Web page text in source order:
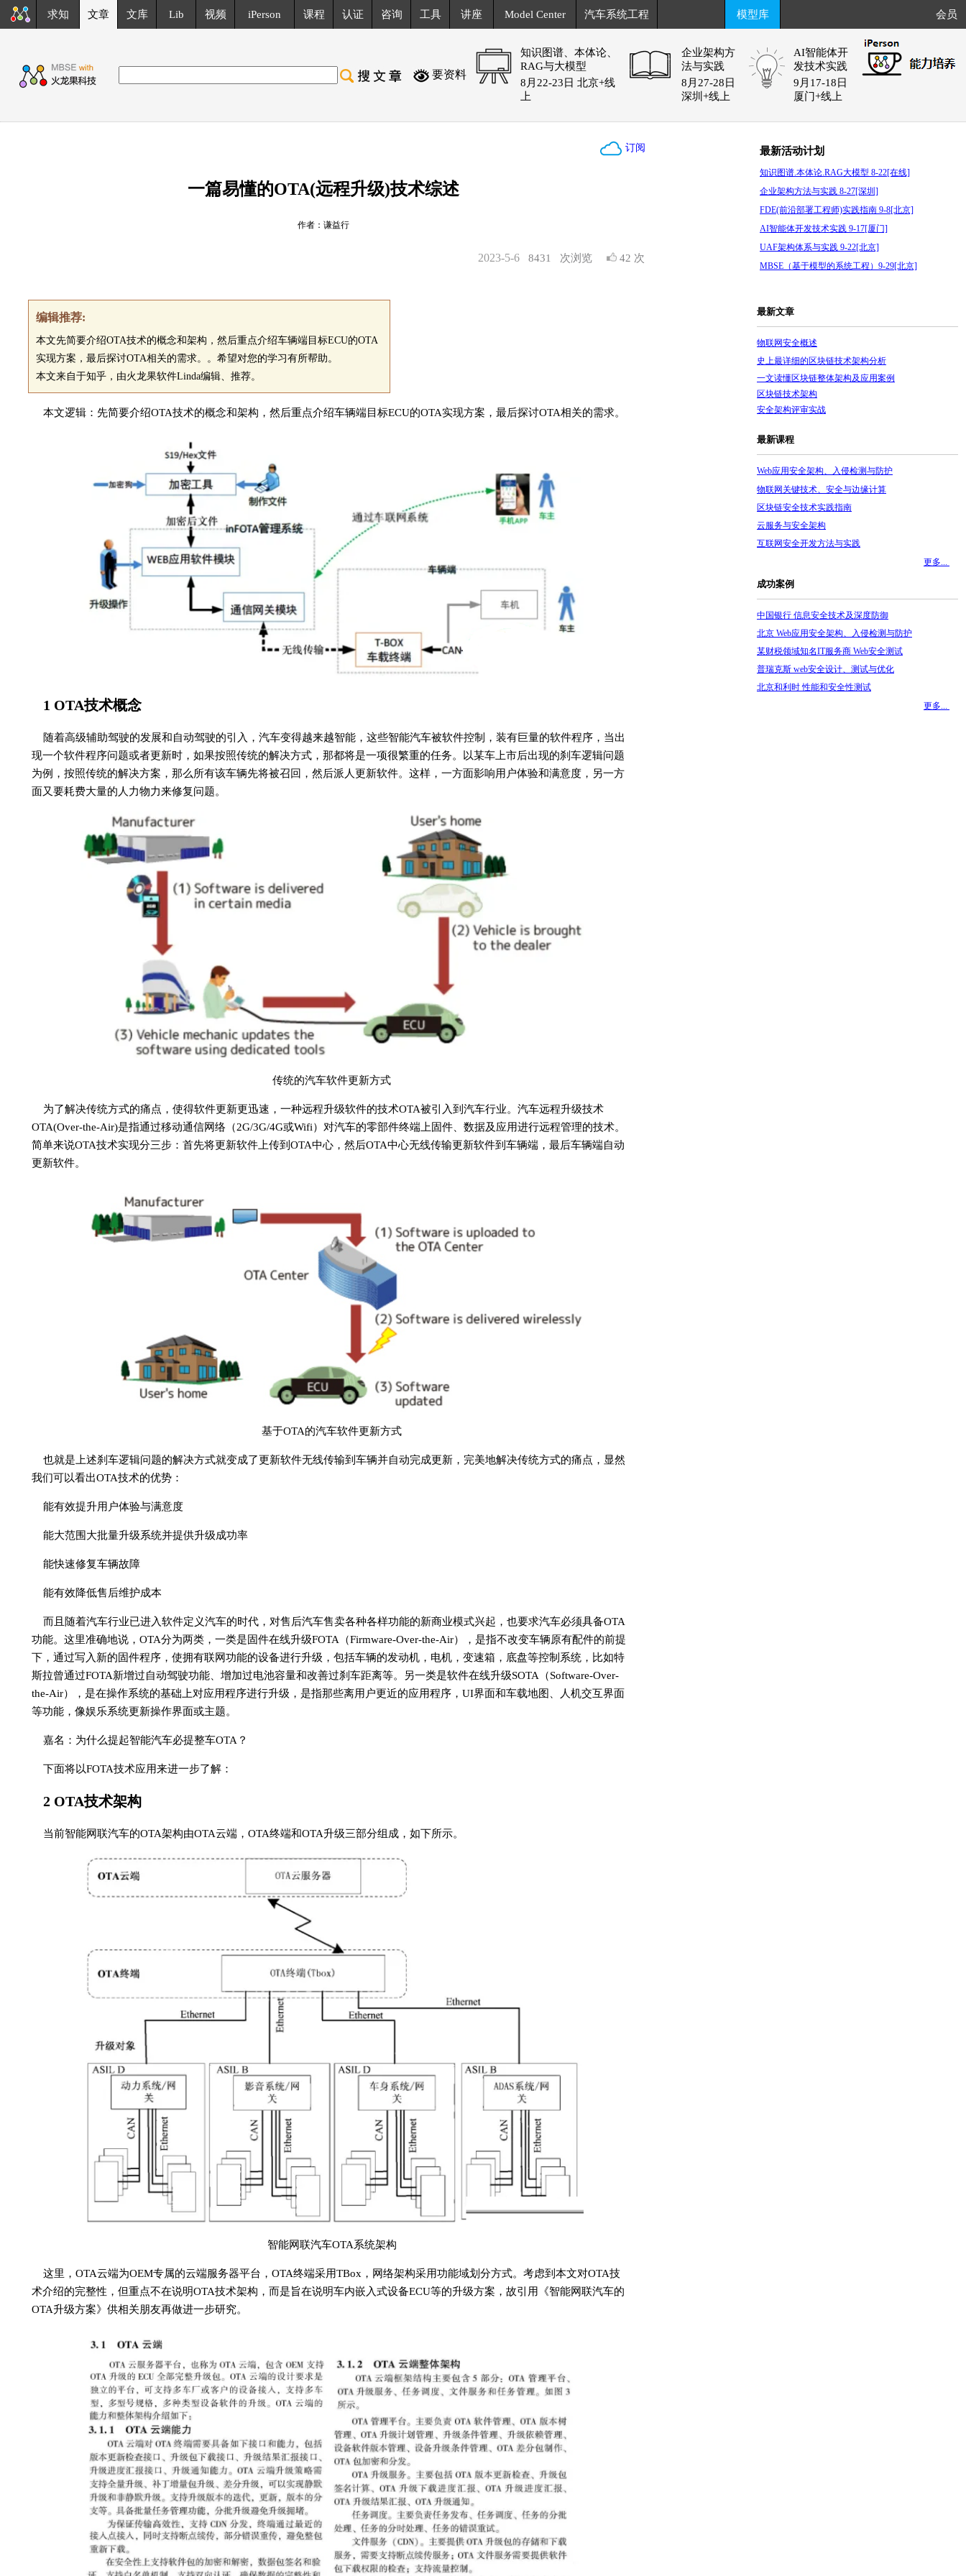
求知 文章 文库 Lib 视频 iPerson 课程 认证 咨询 工具 讲座 Model Center 汽车系统工程 模型库 会员
要资料
知识图谱、本体论、
RAG与大模型
8月22-23日 北京+线
上
企业架构方
法与实践
8月27-28日
深圳+线上
AI智能体开
发技术实践
9月17-18日
厦门+线上
订阅
一篇易懂的OTA(远程升级)技术综述
作者：谦益行
8431 次浏览 42 次
2023-5-6
编辑推荐:
本文先简要介绍OTA技术的概念和架构，然后重点介绍车辆端目标ECU的OTA
实现方案，最后探讨OTA相关的需求。。希望对您的学习有所帮助。
本文来自于知乎，由火龙果软件Linda编辑、推荐。
本文逻辑：先简要介绍OTA技术的概念和架构，然后重点介绍车辆端目标ECU的OTA实现方案，最后探讨OTA相关的需求。
1 OTA技术概念
随着高级辅助驾驶的发展和自动驾驶的引入，汽车变得越来越智能，这些智能汽车被软件控制，装有巨量的软件程序，当出
现一个软件程序问题或者更新时，如果按照传统的解决方式，那都将是一项很繁重的任务。以某车上市后出现的刹车逻辑问题
为例，按照传统的解决方案，那么所有该车辆先将被召回，然后派人更新软件。这样，一方面影响用户体验和满意度，另一方
面又要耗费大量的人力物力来修复问题。
传统的汽车软件更新方式
为了解决传统方式的痛点，使得软件更新更迅速，一种远程升级软件的技术OTA被引入到汽车行业。汽车远程升级技术
OTA(Over-the-Air)是指通过移动通信网络（2G/3G/4G或Wifi）对汽车的零部件终端上固件、数据及应用进行远程管理的技术。
简单来说OTA技术实现分三步：首先将更新软件上传到OTA中心，然后OTA中心无线传输更新软件到车辆端，最后车辆端自动
更新软件。
基于OTA的汽车软件更新方式
也就是上述刹车逻辑问题的解决方式就变成了更新软件无线传输到车辆并自动完成更新，完美地解决传统方式的痛点，显然
我们可以看出OTA技术的优势：
能有效提升用户体验与满意度
能大范围大批量升级系统并提供升级成功率
能快速修复车辆故障
能有效降低售后维护成本
而且随着汽车行业已进入软件定义汽车的时代，对售后汽车售卖各种各样功能的新商业模式兴起，也要求汽车必须具备OTA
功能。这里准确地说，OTA分为两类，一类是固件在线升级FOTA（Firmware-Over-the-Air），是指不改变车辆原有配件的前提
下，通过写入新的固件程序，使拥有联网功能的设备进行升级，包括车辆的发动机，电机，变速箱，底盘等控制系统，比如特
斯拉曾通过FOTA新增过自动驾驶功能、增加过电池容量和改善过刹车距离等。另一类是软件在线升级SOTA（Software-Over-
the-Air），是在操作系统的基础上对应用程序进行升级，是指那些离用户更近的应用程序，UI界面和车载地图、人机交互界面
等功能，像娱乐系统更新操作界面或主题。
嘉名：为什么提起智能汽车必提整车OTA？
下面将以FOTA技术应用来进一步了解：
2 OTA技术架构
当前智能网联汽车的OTA架构由OTA云端，OTA终端和OTA升级三部分组成，如下所示。
智能网联汽车OTA系统架构
这里，OTA云端为OEM专属的云端服务器平台，OTA终端采用TBox，网络架构采用功能域划分方式。考虑到本文对OTA技
术介绍的完整性，但重点不在说明OTA技术架构，而是旨在说明车内嵌入式设备ECU等的升级方案，故引用《智能网联汽车的
OTA升级方案》供相关朋友再做进一步研究。
最新活动计划
知识图谱.本体论.RAG大模型 8-22[在线]
企业架构方法与实践 8-27[深圳]
FDE(前沿部署工程师)实践指南 9-8[北京]
AI智能体开发技术实践 9-17[厦门]
UAF架构体系与实践 9-22[北京]
MBSE（基于模型的系统工程）9-29[北京]
最新文章
物联网安全概述
史上最详细的区块链技术架构分析
一文读懂区块链整体架构及应用案例
区块链技术架构
安全架构评审实战
最新课程
Web应用安全架构、入侵检测与防护
物联网关键技术、安全与边缘计算
区块链安全技术实践指南
云服务与安全架构
互联网安全开发方法与实践
更多...
成功案例
中国银行 信息安全技术及深度防御
北京 Web应用安全架构、入侵检测与防护
某财税领域知名IT服务商 Web安全测试
普瑞克斯 web安全设计、测试与优化
北京和利时 性能和安全性测试
更多...